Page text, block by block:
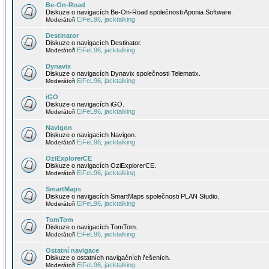
Be-On-Road
Diskuze o navigacích Be-On-Road společnosti Aponia Software.
Moderátoři EiFeL96 jacktalking
Destinator
Diskuze o navigacích Destinator.
Moderátoři EiFeL96 jacktalking
Dynavix
Diskuze o navigacích Dynavix společnosti Telematix.
Moderátoři EiFeL96 jacktalking
iGO
Diskuze o navigacích iGO.
Moderátoři EiFeL96 jacktalking
Navigon
Diskuze o navigacích Navigon.
Moderátoři EiFeL96 jacktalking
OziExplorerCE
Diskuze o navigacích OziExplorerCE.
Moderátoři EiFeL96 jacktalking
SmartMaps
Diskuze o navigacích SmartMaps společnosti PLAN Studio.
Moderátoři EiFeL96 jacktalking
TomTom
Diskuze o navigacích TomTom.
Moderátoři EiFeL96 jacktalking
Ostatní navigace
Diskuze o ostatních navigačních řešeních.
Moderátoři EiFeL96 jacktalking